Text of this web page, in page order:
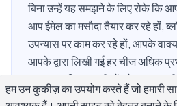
बिना उन्हें यह समझने के लिए रोके कि
आप ईमेल का मसौदा तैयार कर रहे हों,
उपन्यास पर काम कर रहे हों, आपके
आपके द्वारा लिखी गई हर चीज अधिक
उन व्यावहारिक तकनीकों को कवर
बनाने के लिए उपयोग करते हैं जो स्वच्छ,
हम उन कुकीज़ का उपयोग करते हैं जो हमारी